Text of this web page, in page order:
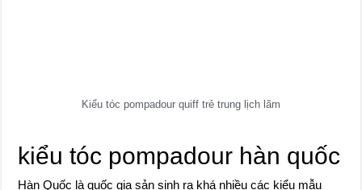
Kiểu tóc pompadour quiff trẻ trung lịch lãm
kiểu tóc pompadour hàn quốc
Hàn Quốc là quốc gia sản sinh ra khá nhiều các kiểu mẫu